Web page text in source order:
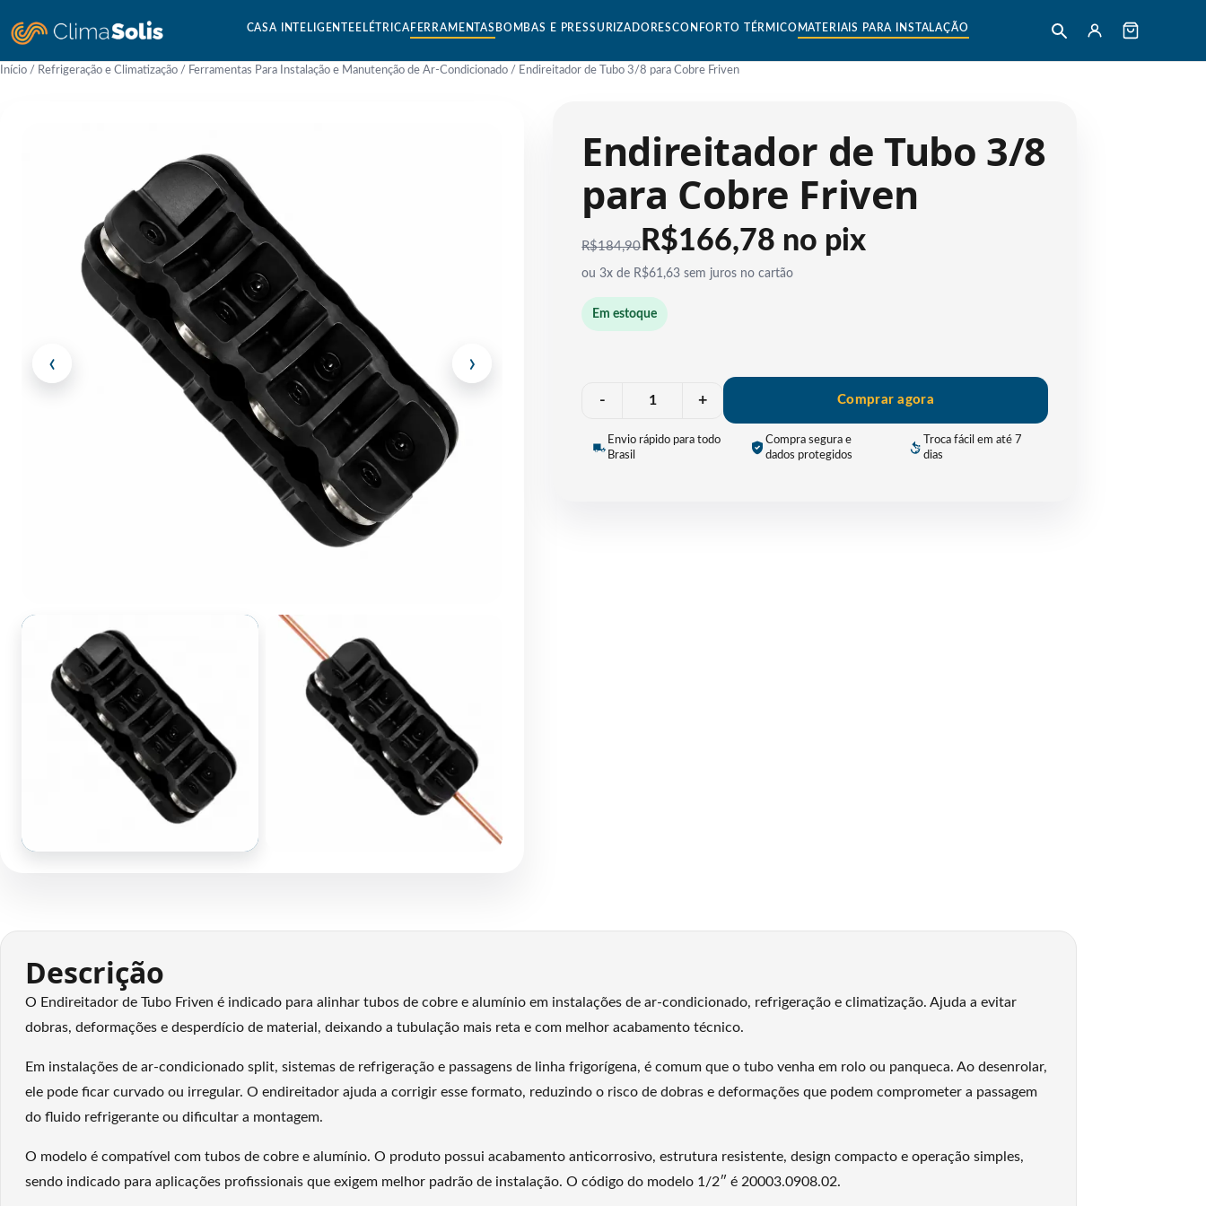
CASA INTELIGENTE ELÉTRICA FERRAMENTAS BOMBAS E PRESSURIZADORESCONFORTO TÉRMICO MATERIAIS PARA INSTALAÇÃO
Início / Refrigeração e Climatização / Ferramentas Para Instalação e Manutenção de Ar-Condicionado / Endireitador de Tubo 3/8 para Cobre Friven
1 / 2
‹ ›
Endireitador de Tubo 3/8
para Cobre Friven
R$184,90R$166,78 no pix
ou 3x de R$61,63 sem juros no cartão
Em estoque
- + Comprar agora
Envio rápido para todo
Brasil
Compra segura e
dados protegidos
Troca fácil em até 7
dias
Descrição
O Endireitador de Tubo Friven é indicado para alinhar tubos de cobre e alumínio em instalações de ar-condicionado, refrigeração e climatização. Ajuda a evitar
dobras, deformações e desperdício de material, deixando a tubulação mais reta e com melhor acabamento técnico.
Em instalações de ar-condicionado split, sistemas de refrigeração e passagens de linha frigorígena, é comum que o tubo venha em rolo ou panqueca. Ao desenrolar,
ele pode ficar curvado ou irregular. O endireitador ajuda a corrigir esse formato, reduzindo o risco de dobras e deformações que podem comprometer a passagem
do fluido refrigerante ou dificultar a montagem.
O modelo é compatível com tubos de cobre e alumínio. O produto possui acabamento anticorrosivo, estrutura resistente, design compacto e operação simples,
sendo indicado para aplicações profissionais que exigem melhor padrão de instalação. O código do modelo 1/2″ é 20003.0908.02.